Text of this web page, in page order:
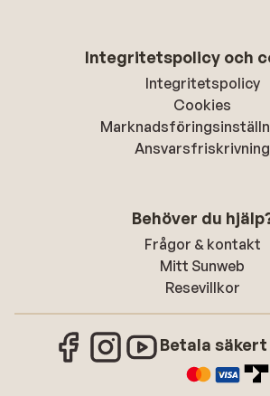
Integritetspolicy och
Integritetspolicy
Cookies
Ansvarsfriskrivning
Behöver du
Frågor & kontakt
Mitt Sunweb
Resevillkor
Betala